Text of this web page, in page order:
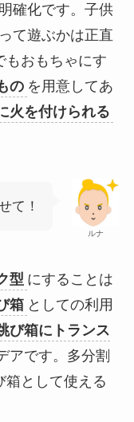
確化です。子供
て遊ぶかは正直
もおもちゃにす
の を用意してあ
火を付けられる
ルナ
て！
型 にすることは
箱 としての利用
び箱にトランス
アです。多分割
箱として使える